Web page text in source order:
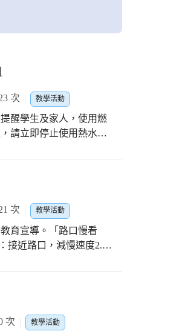
次 教學活動
醒學生及家人，使用燃
請立即停止使用熱水
次 教學活動
育宣導。「路口慢看
接近路口，減慢速度2.「
次 教學活動